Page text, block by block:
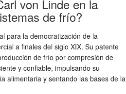
von Linde en la
de frío?
para la democratización de la
a finales del siglo XIX. Su patente
de frío por compresión de
y confiable, impulsando su
alimentaria y sentando las bases de la